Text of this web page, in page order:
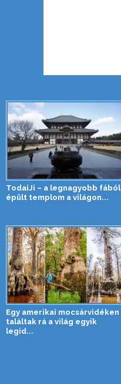
TodaiJi – a legnagyobb fából
épült templom a világon...
Egy amerikai mocsárvidéken
találtak rá a világ egyik
legid...